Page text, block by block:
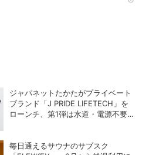
ジャパネットたかたがプライベート
ブランド「J PRIDE LIFETECH」を
ローンチ、第1弾は水道・電源不要
毎日通えるサウナのサブスク